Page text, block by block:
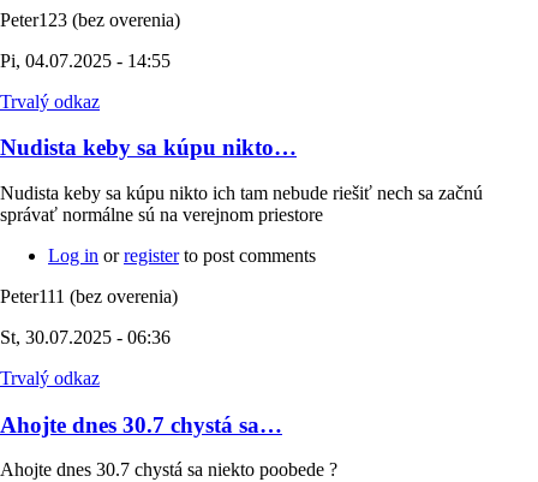
Peter123 (bez overenia)
Pi, 04.07.2025 - 14:55
Trvalý odkaz
Nudista keby sa kúpu nikto…
Nudista keby sa kúpu nikto ich tam nebude riešiť nech sa začnú
správať normálne sú na verejnom priestore
Log in orregisterto post comments
Peter111 (bez overenia)
St, 30.07.2025 - 06:36
Trvalý odkaz
Ahojte dnes 30.7 chystá sa…
Ahojte dnes 30.7 chystá sa niekto poobede ?